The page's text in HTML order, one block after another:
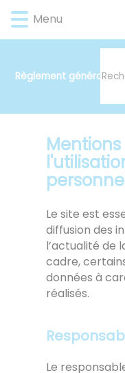
Lien
d'accès
rapide
menu
Lien
d'accès
rapide
contenu
principal
Lien
d'accès
rapide
recherche
Lien
d'accès
rapide
pied
Menu
Règlement général sur
Le site est
diffusion des
l’actualité de
cadre,
données à
réalisés.
Le